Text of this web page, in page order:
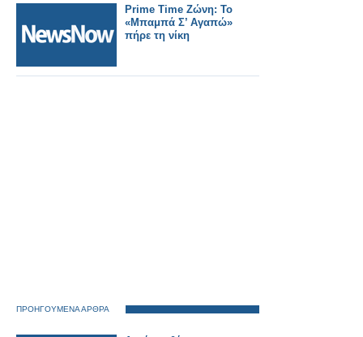
Prime Time Ζώνη: Το
«Μπαμπά Σ’ Αγαπώ»
πήρε τη νίκη
ΠΡΟΗΓΟΥΜΕΝΑ ΑΡΘΡΑ